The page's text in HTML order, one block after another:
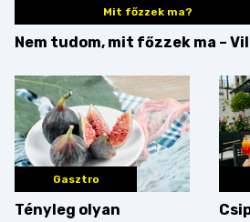
Mit főzzek ma?
Nem tudom, mit főzzek ma –
Gasztro
Tényleg olyan